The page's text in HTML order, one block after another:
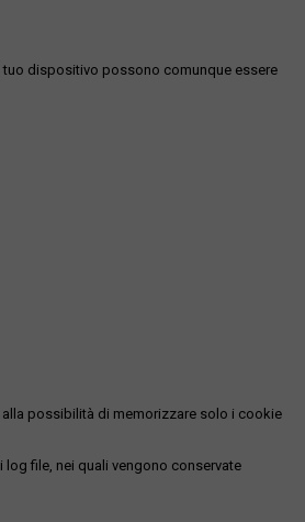
dispositivo possono comunque essere
possibilità di memorizzare solo i cookie
file, nei quali vengono conservate